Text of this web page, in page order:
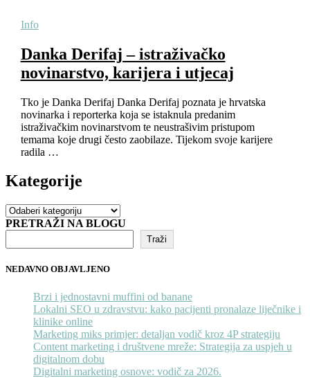
Info
Danka Derifaj – istraživačko
novinarstvo, karijera i utjecaj
Tko je Danka Derifaj Danka Derifaj poznata je hrvatska
novinarka i reporterka koja se istaknula predanim
istraživačkim novinarstvom te neustrašivim pristupom
temama koje drugi često zaobilaze. Tijekom svoje karijere
radila …
Kategorije
Kategorije
PRETRAŽI NA BLOGU
Traži
NEDAVNO OBJAVLJENO
Brzi i jednostavni muffini od banane
Lokalni SEO u zdravstvu: kako pacijenti pronalaze liječnike i
klinike online
Marketing miks primjer: detaljan vodič kroz 4P strategiju
Content marketing i društvene mreže: Strategija za uspjeh u
digitalnom dobu
Digitalni marketing osnove: vodič za 2026.